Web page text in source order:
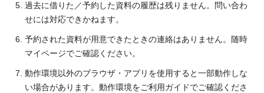
過去に借りた／予約した資料の履歴は残りません。問い合わ
せには対応できかねます。
予約された資料が用意できたときの連絡はありません。随時
マイページでご確認ください。
動作環境以外のブラウザ・アプリを使用すると一部動作しな
い場合があります。動作環境をご利用ガイドでご確認くださ